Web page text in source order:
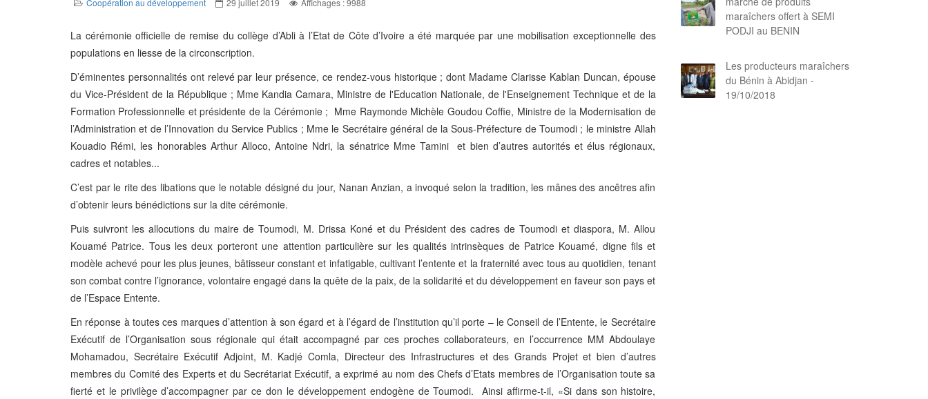
Coopération au développement 29 juillet 2019 Affichages : 9988
La cérémonie officielle de remise du collège d’Abli à l’Etat de Côte d’Ivoire a été marquée par une mobilisation exceptionnelle des
populations en liesse de la circonscription.
D’éminentes personnalités ont relevé par leur présence, ce rendez-vous historique ; dont Madame Clarisse Kablan Duncan, épouse
du Vice-Président de la République ; Mme Kandia Camara, Ministre de l'Education Nationale, de l'Enseignement Technique et de la
Formation Professionnelle et présidente de la Cérémonie ; Mme Raymonde Michèle Goudou Coffie, Ministre de la Modernisation de
l’Administration et de l’Innovation du Service Publics ; Mme le Secrétaire général de la Sous-Préfecture de Toumodi ; le ministre Allah
Kouadio Rémi, les honorables Arthur Alloco, Antoine Ndri, la sénatrice Mme Tamini et bien d’autres autorités et élus régionaux,
cadres et notables...
C’est par le rite des libations que le notable désigné du jour, Nanan Anzian, a invoqué selon la tradition, les mânes des ancêtres afin
d’obtenir leurs bénédictions sur la dite cérémonie.
Puis suivront les allocutions du maire de Toumodi, M. Drissa Koné et du Président des cadres de Toumodi et diaspora, M. Allou
Kouamé Patrice. Tous les deux porteront une attention particulière sur les qualités intrinsèques de Patrice Kouamé, digne fils et
modèle achevé pour les plus jeunes, bâtisseur constant et infatigable, cultivant l’entente et la fraternité avec tous au quotidien, tenant
son combat contre l’ignorance, volontaire engagé dans la quête de la paix, de la solidarité et du développement en faveur son pays et
de l’Espace Entente.
En réponse à toutes ces marques d’attention à son égard et à l’égard de l’institution qu’il porte – le Conseil de l’Entente, le Secrétaire
Exécutif de l’Organisation sous régionale qui était accompagné par ces proches collaborateurs, en l’occurrence MM Abdoulaye
Mohamadou, Secrétaire Exécutif Adjoint, M. Kadjé Comla, Directeur des Infrastructures et des Grands Projet et bien d’autres
membres du Comité des Experts et du Secrétariat Exécutif, a exprimé au nom des Chefs d’Etats membres de l’Organisation toute sa
fierté et le privilège d’accompagner par ce don le développement endogène de Toumodi. Ainsi affirme-t-il, «Si dans son histoire,
maraîchers offert à SEMI
PODJI au BENIN
Les producteurs maraîchers
du Bénin à Abidjan -
19/10/2018